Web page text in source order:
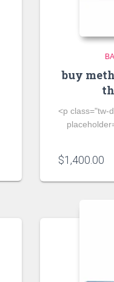
buy
<p class="tw-
$1,400.00